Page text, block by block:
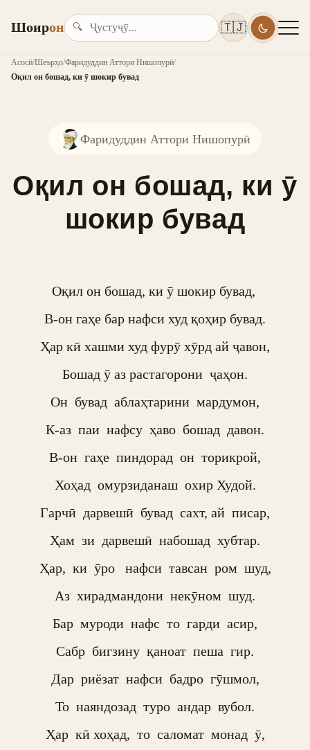
Шоирон 🔍 🇹🇯
Асосӣ/Шеърҳо/Фаридуддин Аттори Нишопурӣ/
Оқил он бошад, ки ӯ шокир бувад
Фаридуддин Аттори Нишопурӣ
Оқил он бошад, ки ӯ
шокир бувад
Оқил он бошад, ки ӯ шокир бувад,
В-он гаҳе бар нафси худ қоҳир бувад.
Ҳар кӣ хашми худ фурӯ хӯрд ай ҷавон,
Бошад ӯ аз растагорони  ҷаҳон.
Он  бувад  аблаҳтарини  мардумон,
К-аз  паи  нафсу  ҳаво  бошад  давон.
В-он  гаҳе  пиндорад  он  торикрой,
Хоҳад  омурзиданаш  охир Худой.
Гарчӣ  дарвешӣ  бувад  сахт, ай  писар,
Ҳам  зи  дарвешӣ  набошад  хубтар.
Ҳар,  ки  ӯро   нафси  тавсан  ром  шуд,
Аз  хирадмандони  некӯном  шуд.
Бар  муроди  нафс  то  гарди  асир,
Сабр  бигзину  қаноат  пеша  гир.
Дар  риёзат  нафси  бадро  гӯшмол,
То  наяндозад  туро  андар  вубол.
Ҳар  кӣ хоҳад,  то  саломат  монад  ӯ,